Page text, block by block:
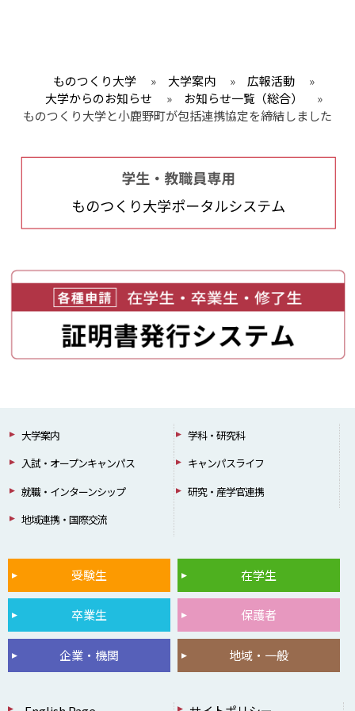
ものつくり大学 » 大学案内 » 広報活動
»
大学からのお知らせ
» お知らせ一覧（総合）
»
ものつくり大学と小鹿野町が包括連携協定を締結しました
大学案内
学科・研究科
入試・オープンキャンパス
キャンパスライフ
就職・インターンシップ
研究・産学官連携
地域連携・国際交流
受験生 在学生
卒業生 保護者
企業・機関 地域・一般